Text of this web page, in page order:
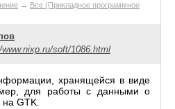
→ Все (Прикладное программное
soft/1086.html
хранящейся в виде
для работы с данными о
GTK.